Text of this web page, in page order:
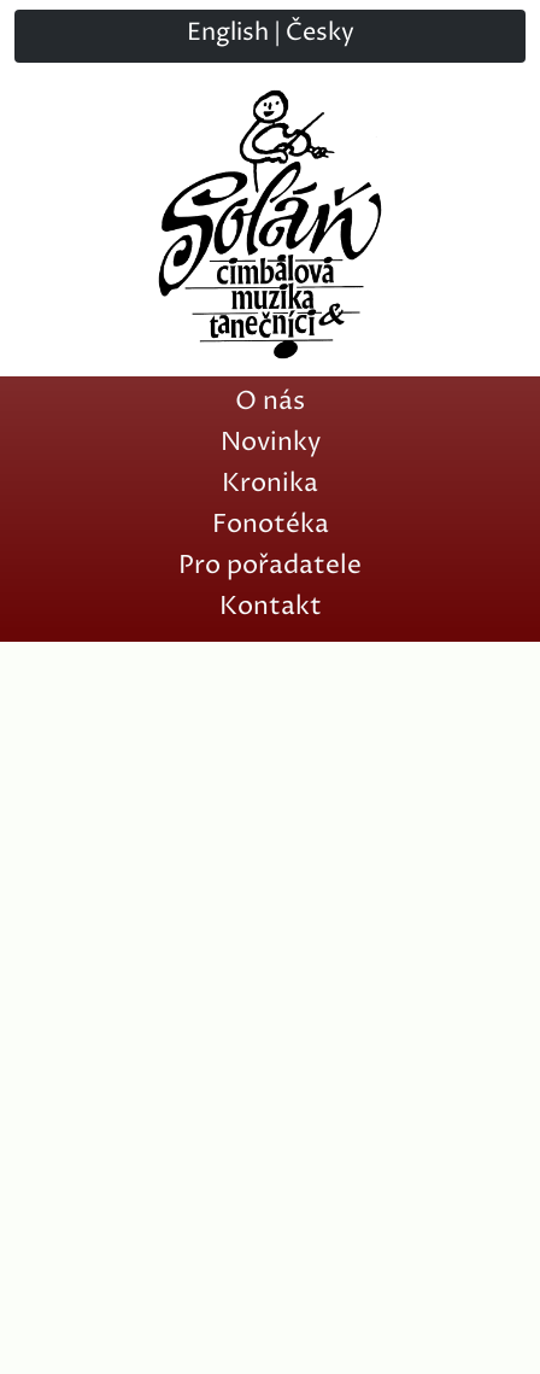
English Česky
O nás
Novinky
Kronika
Fonotéka
Pro pořadatele
Kontakt